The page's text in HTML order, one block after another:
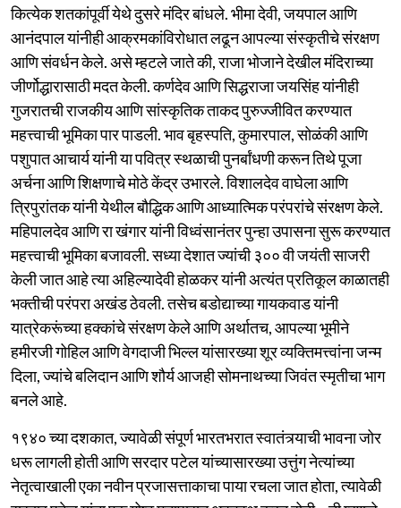
कित्येक शतकांपूर्वी येथे दुसरे मंदिर बांधले. भीमा देवी, जयपाल आणि
आनंदपाल यांनीही आक्रमकांविरोधात लढून आपल्या संस्कृतीचे संरक्षण
आणि संवर्धन केले. असे म्हटले जाते की, राजा भोजाने देखील मंदिराच्या
जीर्णोद्धारासाठी मदत केली. कर्णदेव आणि सिद्धराजा जयसिंह यांनीही
गुजरातची राजकीय आणि सांस्कृतिक ताकद पुरुज्जीवित करण्यात
महत्त्वाची भूमिका पार पाडली. भाव बृहस्पति, कुमारपाल, सोळंकी आणि
पशुपात आचार्य यांनी या पवित्र स्थळाची पुनर्बांधणी करून तिथे पूजा
अर्चना आणि शिक्षणाचे मोठे केंद्र उभारले. विशालदेव वाघेला आणि
त्रिपुरांतक यांनी येथील बौद्धिक आणि आध्यात्मिक परंपरांचे संरक्षण केले.
महिपालदेव आणि रा खंगार यांनी विध्वंसानंतर पुन्हा उपासना सुरू करण्यात
महत्त्वाची भूमिका बजावली. सध्या देशात ज्यांची ३०० वी जयंती साजरी
केली जात आहे त्या अहिल्यादेवी होळकर यांनी अत्यंत प्रतिकूल काळातही
भक्तीची परंपरा अखंड ठेवली. तसेच बडोद्याच्या गायकवाड यांनी
यात्रेकरूंच्या हक्कांचे संरक्षण केले आणि अर्थातच, आपल्या भूमीने
हमीरजी गोहिल आणि वेगदाजी भिल्ल यांसारख्या शूर व्यक्तिमत्त्वांना जन्म
दिला, ज्यांचे बलिदान आणि शौर्य आजही सोमनाथच्या जिवंत स्मृतीचा भाग
बनले आहे.
१९४० च्या दशकात, ज्यावेळी संपूर्ण भारतभरात स्वातंत्र्याची भावना जोर
धरू लागली होती आणि सरदार पटेल यांच्यासारख्या उत्तुंग नेत्यांच्या
नेतृत्वाखाली एका नवीन प्रजासत्ताकाचा पाया रचला जात होता, त्यावेळी